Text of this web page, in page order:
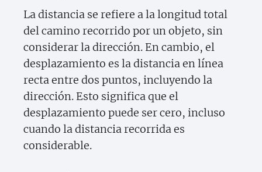
La distancia se refiere a la longitud total
del camino recorrido por un objeto, sin
considerar la dirección. En cambio, el
desplazamiento es la distancia en línea
recta entre dos puntos, incluyendo la
dirección. Esto significa que el
desplazamiento puede ser cero, incluso
cuando la distancia recorrida es
considerable.